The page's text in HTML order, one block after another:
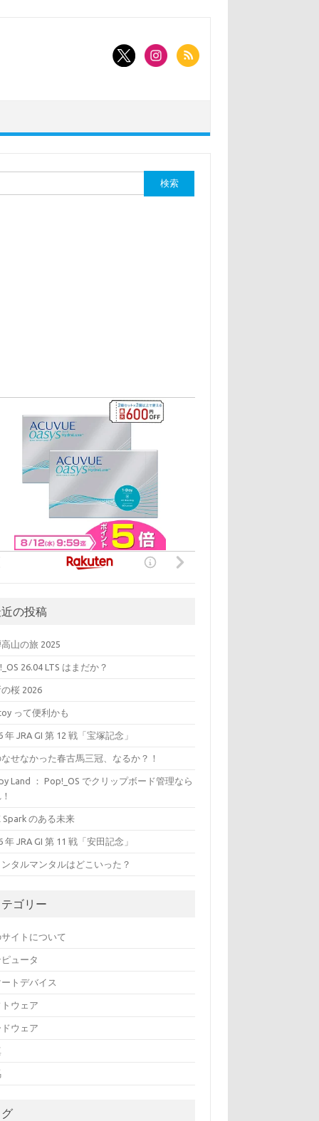
の投稿
山の旅 2025
26.04 LTS はまだか？
桜 2026
って便利かも
年 JRA GI 第 12 戦「宝塚記念」
せなかった春古馬三冠、なるか？！
Land ： Pop!_OS でクリップボード管理なら
Spark のある未来
年 JRA GI 第 11 戦「安田記念」
タルマンタルはどこいった？
ゴリー
イトについて
ュータ
トデバイス
ウェア
ウェア